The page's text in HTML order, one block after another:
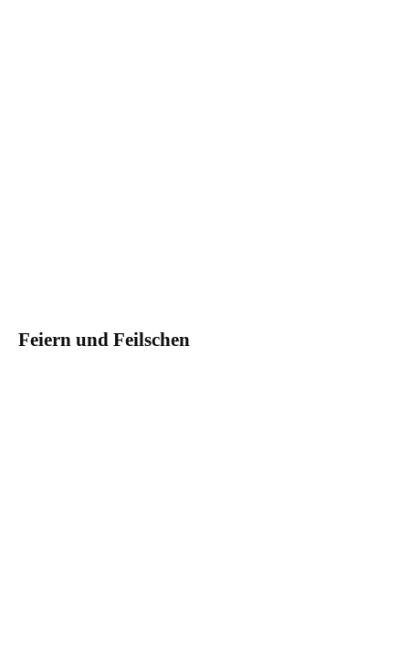
Feiern und Feilschen